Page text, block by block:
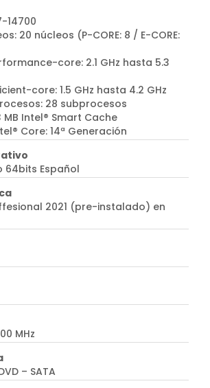
14700
20 núcleos (P-CORE: 8 / E-CORE:
core: 2.1 GHz hasta 5.3
core: 1.5 GHz hasta 4.2 GHz
28 subprocesos
MB Intel® Smart Cache
Core: 14ª Generación
64bits Español
2021 (pre-instalado) en
MHz
– SATA